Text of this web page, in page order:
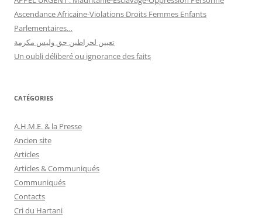
Ascendance Africaine-Violations Droits Femmes Enfants
Parlementaires…
تعيين لحراطين حق وليس مكرمة
Un oubli déliberé ou ignorance des faits
CATÉGORIES
A.H.M.E. & la Presse
Ancien site
Articles
Articles & Communiqués
Communiqués
Contacts
Cri du Hartani